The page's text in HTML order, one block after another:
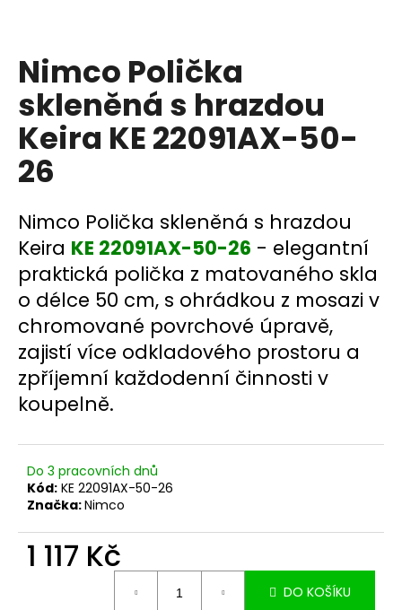
Nimco Polička
skleněná s hrazdou
Keira KE 22091AX-50-
26
Nimco Polička skleněná s hrazdou
Keira KE 22091AX-50-26 - elegantní
praktická polička z matovaného skla
o délce 50 cm, s ohrádkou z mosazi v
chromované povrchové úpravě,
zajistí více odkladového prostoru a
zpříjemní každodenní činnosti v
koupelně.
Do 3 pracovních dnů
Kód: KE 22091AX-50-26
Značka:Nimco
1 117 Kč
DO KOŠÍKU
í
t
?
D
o
p
o
r
u
č
j
e
m
e